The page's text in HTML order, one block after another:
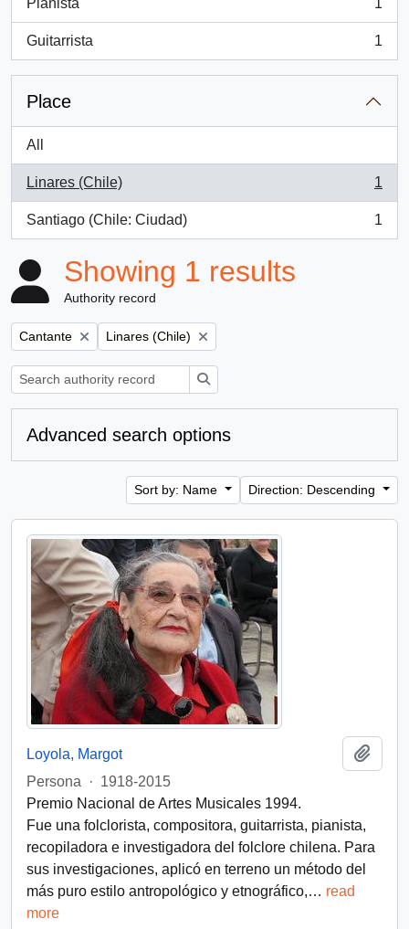
Pianista
, 1 results
1
Guitarrista
, 1 results
1
Place
All
Linares (Chile)
, 1 results
1
Santiago (Chile: Ciudad)
, 1 results
1
Showing 1 results
Authority record
Remove filter:
Cantante Remove filter:
Linares (Chile)
Advanced search options
Sort by: Name Direction: Descending
Loyola, Margot
Persona
· 1918-2015
Premio Nacional de Artes Musicales 1994.
Fue una folclorista, compositora, guitarrista, pianista,
recopiladora e investigadora del folclore chilena. Para
sus investigaciones, aplicó en terreno un método del
más puro estilo antropológico y etnográfico,… read
more